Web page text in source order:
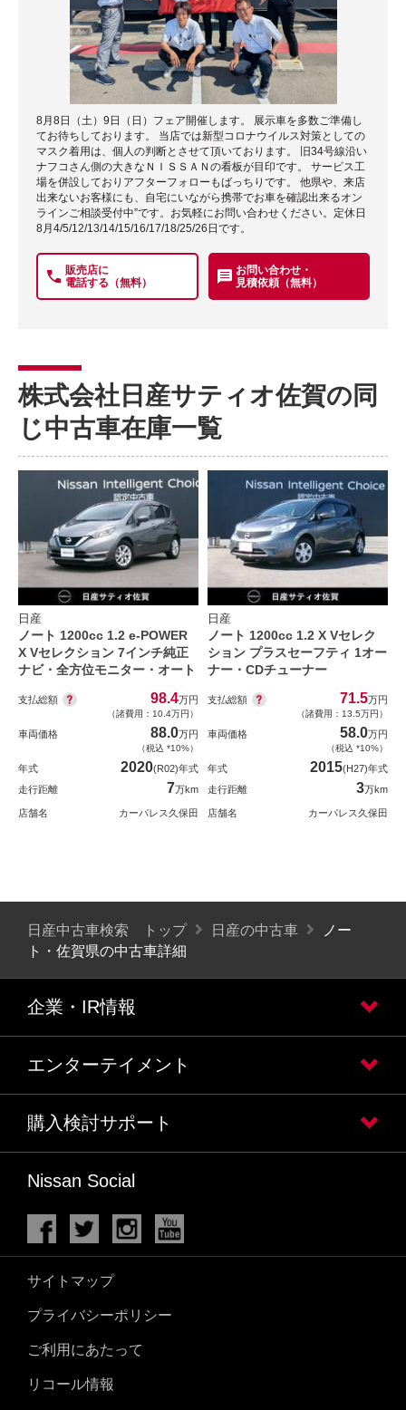
8月8日（土）9日（日）フェア開催します。 展示車を多数ご準備し
てお待ちしております。 当店では新型コロナウイルス対策としての
マスク着用は、個人の判断とさせて頂いております。 旧34号線沿い
ナフコさん側の大きなＮＩＳＳＡＮの看板が目印です。 サービス工
場を併設しておりアフターフォローもばっちりです。 他県や、来店
出来ないお客様にも、自宅にいながら携帯でお車を確認出来るオン
ラインご相談受付中”です。お気軽にお問い合わせください。定休日
8月4/5/12/13/14/15/16/17/18/25/26日です。
販売店に
電話する（無料）
お問い合わせ・
見積依頼（無料）
株式会社日産サティオ佐賀の同
じ中古車在庫一覧
日産
ノート 1200cc 1.2 e-POWER
X Vセレクション 7インチ純正
ナビ・全方位モニター・オート
支払総額 98.4万円
（諸費用：10.4万円）
車両価格 88.0万円
（税込 *10%）
年式 2020(R02)年式
走行距離
7万km
店舗名 カーパレス久保田
日産
ノート 1200cc 1.2 X Vセレク
ション プラスセーフティ 1オー
ナー・CDチューナー
支払総額 71.5万円
（諸費用：13.5万円）
車両価格 58.0万円
（税込 *10%）
年式 2015(H27)年式
走行距離
3万km
店舗名 カーパレス久保田
日産中古車検索 トップ 日産の中古車
ノー
ト・佐賀県の中古車詳細
企業・IR情報
エンターテイメント
購入検討サポート
Nissan Social
サイトマップ
プライバシーポリシー
ご利用にあたって
リコール情報